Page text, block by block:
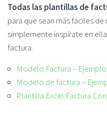
Todas las plantillas de
para que sean más fáciles
simplemente inspírate en
factura.
Modelo Factura – Ejemplo
Modelo de factura –
Plantilla Excel Factura